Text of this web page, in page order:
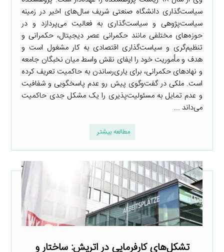
سیاست‌گذاری دانشگاه صنعتی شریف سال‌های اخیر در زمینه
سیاست‌پژوهی و سیاست‌گذاری به فعالیت می‌پردازد و در
حوزه‌های مختلفی مانند حکمرانی عصر دیجیتال، حکمرانی و
تنظیم‌گری و سیاست‌گذاری اقتصادی به کار مشغول است و
هدف و مأموریت خود را ایفای نقش واسط میان نخبگان جامعه
و نهادهای حکمرانی، برای یاری‌رساندن به حاکمیت تعریف کرده
است. ملکی در گفت‌وگوی پیش رو عدم پاسخگویی و شفافیت
و عدم تمایل به مسئولیت‌پذیری را یک مشکل جدی حاکمیت
می‌داند ...
مطالعه بیشتر
تشکل‌های کارفرمایی در اتریش: ساختار و